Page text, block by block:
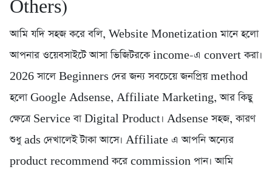
Others)
আমি যদি সহজ করে বলি, Website Monetization মানে হলো
আপনার ওয়েবসাইটে আসা ভিজিটরকে income-এ convert করা।
2026 সালে Beginners দের জন্য সবচেয়ে জনপ্রিয় method
হলো Google Adsense, Affiliate Marketing, আর কিছু
ক্ষেত্রে Service বা Digital Product। Adsense সহজ, কারণ
শুধু ads দেখালেই টাকা আসে। Affiliate এ আপনি অন্যের
product recommend করে commission পান। আমি